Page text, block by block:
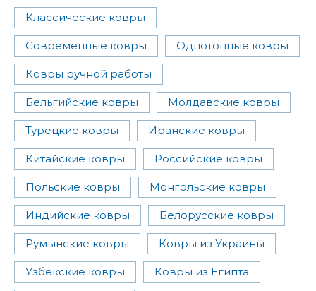
Классические ковры
Современные ковры Однотонные ковры
Ковры ручной работы
Бельгийские ковры Молдавские ковры
Турецкие ковры Иранские ковры
Китайские ковры Российские ковры
Польские ковры Монгольские ковры
Индийские ковры Белорусские ковры
Румынские ковры Ковры из Украины
Узбекские ковры Ковры из Египта